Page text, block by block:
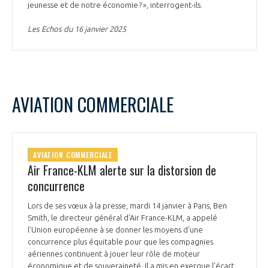
jeunesse et de notre économie ? », interrogent-ils.
Les Echos du 16 janvier 2025
AVIATION COMMERCIALE
AVIATION COMMERCIALE
Air France-KLM alerte sur la distorsion de
concurrence
Lors de ses vœux à la presse, mardi 14 janvier à Paris, Ben
Smith, le directeur général d'Air France-KLM, a appelé
l’Union européenne à se donner les moyens d'une
concurrence plus équitable pour que les compagnies
aériennes continuent à jouer leur rôle de moteur
économique et de souveraineté. Il a mis en exergue l'écart